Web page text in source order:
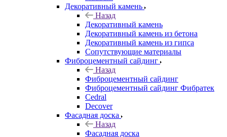
Декоративный камень
Назад
Декоративный камень
Декоративный камень из бетона
Декоративный камень из гипса
Сопутствующие материалы
Фиброцементный сайдинг
Назад
Фиброцементный сайдинг
Фиброцементный сайдинг Фибратек
Cedral
Decover
Фасадная доска
Назад
Фасадная доска